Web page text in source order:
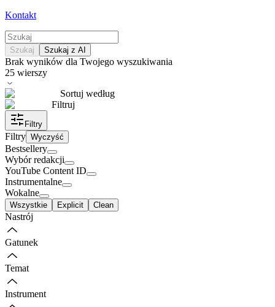
Kontakt
Szukaj Szukaj z AI
Brak wyników dla Twojego wyszukiwania
25 wierszy
Sortuj według
Filtruj
Filtry
Filtry Wyczyść
Bestsellery
Wybór redakcji
YouTube Content ID
Instrumentalne
Wokalne
Wszystkie Explicit Clean
Nastrój
Gatunek
Temat
Instrument